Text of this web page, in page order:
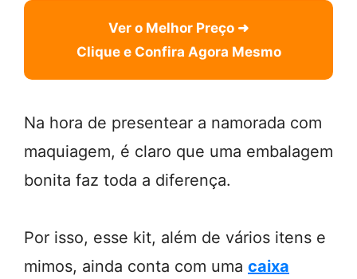
Ver o Melhor Preço ➜
Clique e Confira Agora Mesmo
Na hora de presentear a namorada com
maquiagem, é claro que uma embalagem
bonita faz toda a diferença.
Por isso, esse kit, além de vários itens e
mimos, ainda conta com uma caixa